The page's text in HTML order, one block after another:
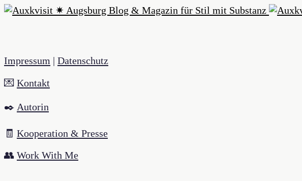
Impressum | Datenschutz
💌 Kontakt
✒️ Autorin
🧾 Kooperation & Presse
👥 Work With Me